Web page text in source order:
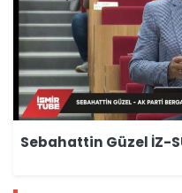
Sebahattin Güzel İZ-